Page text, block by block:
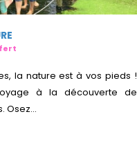
la nature est à vos pieds !
à la découverte de
Osez...